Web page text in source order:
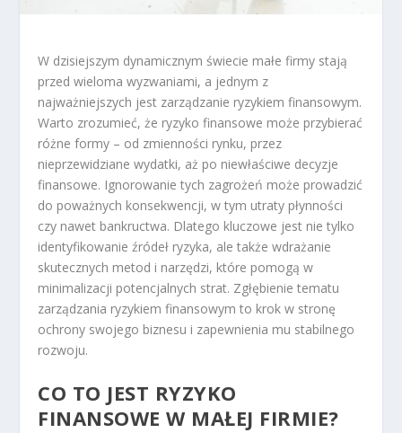
W dzisiejszym dynamicznym świecie małe firmy stają
przed wieloma wyzwaniami, a jednym z
najważniejszych jest zarządzanie ryzykiem finansowym.
Warto zrozumieć, że ryzyko finansowe może przybierać
różne formy – od zmienności rynku, przez
nieprzewidziane wydatki, aż po niewłaściwe decyzje
finansowe. Ignorowanie tych zagrożeń może prowadzić
do poważnych konsekwencji, w tym utraty płynności
czy nawet bankructwa. Dlatego kluczowe jest nie tylko
identyfikowanie źródeł ryzyka, ale także wdrażanie
skutecznych metod i narzędzi, które pomogą w
minimalizacji potencjalnych strat. Zgłębienie tematu
zarządzania ryzykiem finansowym to krok w stronę
ochrony swojego biznesu i zapewnienia mu stabilnego
rozwoju.
CO TO JEST RYZYKO
FINANSOWE W MAŁEJ FIRMIE?